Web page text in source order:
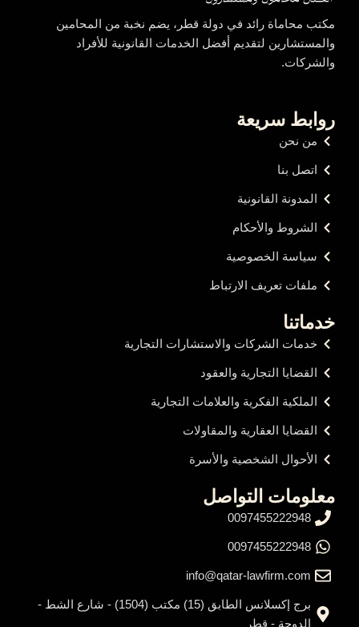
مكتب محاماة رائد في دولة قطر، يضم نخبة من المحامين
والمستشارين لتقديم أفضل الخدمات القانونية للأفراد
والشركات.
روابط سريعة
من نحن
اتصل بنا
المدونة القانونية
الشروط والأحكام
سياسة الخصوصية
ملفات تعريف الارتباط
خدماتنا
خدمات الشركات والاستشارات التجارية
القضايا التجارية والعقود
الملكية الفكرية والعلامات التجارية
القضايا العقارية والمقاولات
الأحوال الشخصية والأسرة
معلومات التواصل
0097455222948
0097455222948
info@qatar-lawfirm.com
برج إكسلانس الطابق (15) مكتب (1504) - شارع الشط -
الدوحة - قطر